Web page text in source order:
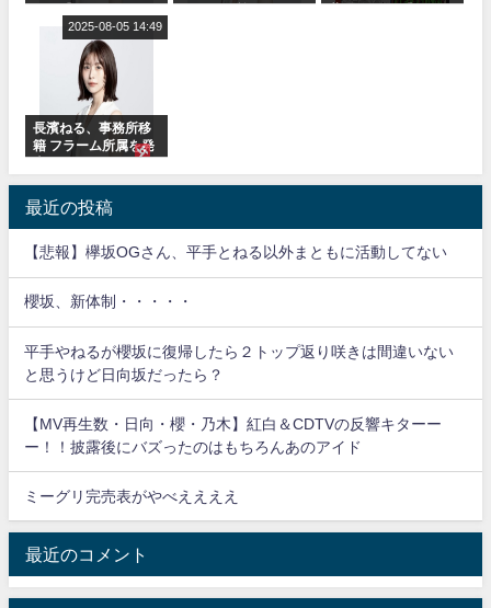
Break』オフィシャ
ルグッズ解禁
長濱ねる、事務所移
籍 フラーム所属を発
2025-08-05 14:49
最近の投稿
【悲報】欅坂OGさん、平手とねる以外まともに活動してない
櫻坂、新体制・・・・・
平手やねるが櫻坂に復帰したら２トップ返り咲きは間違いない
と思うけど日向坂だったら？
【MV再生数・日向・櫻・乃木】紅白＆CDTVの反響キターー
ー！！披露後にバズったのはもちろんあのアイド
ミーグリ完売表がやべええええ
最近のコメント